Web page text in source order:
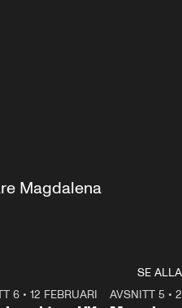
Magdalena
SE ALLA
27:30
6 •12 FEBRUARI AVSNITT 5 •